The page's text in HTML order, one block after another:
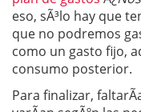
eso, sÃ³lo hay que
que no podremos
como un gasto fijo,
consumo posterior.
Para finalizar,